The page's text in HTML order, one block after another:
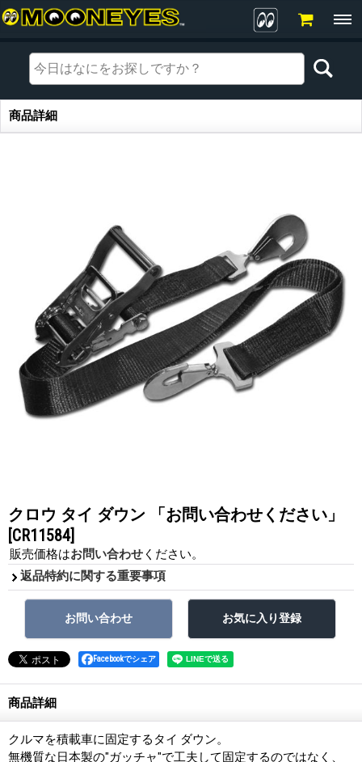
商品詳細
商品詳細
クロウ タイ ダウン 「お問い合わせください」
[CR11584]
販売価格はお問い合わせ ください。
返品特約に関する重要事項
Facebookでシェア
商品詳細
クルマを積載車に固定するタイ ダウン。
無機質な日本製の"ガッチャ"で工夫して固定するのではなく、